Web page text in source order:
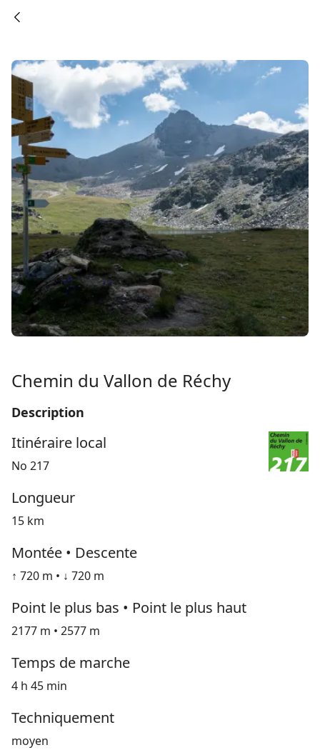
Chemin du Vallon de Réchy
Description
Itinéraire local
No 217
Longueur
15 km
Montée • Descente
↑ 720 m • ↓ 720 m
Point le plus bas • Point le plus haut
2177 m • 2577 m
Temps de marche
4 h 45 min
Techniquement
moyen